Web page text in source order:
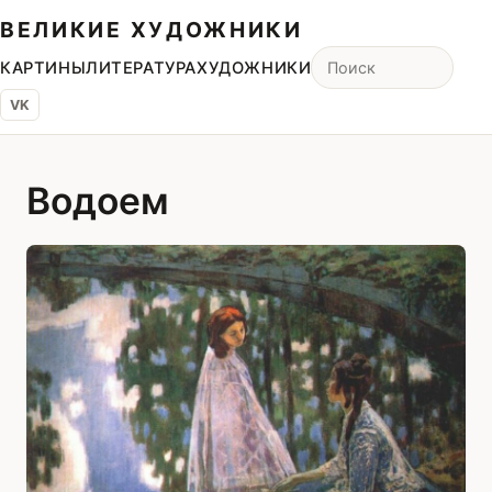
ВЕЛИКИЕ ХУДОЖНИКИ
КАРТИНЫЛИТЕРАТУРАХУДОЖНИКИ
VK
Водоем